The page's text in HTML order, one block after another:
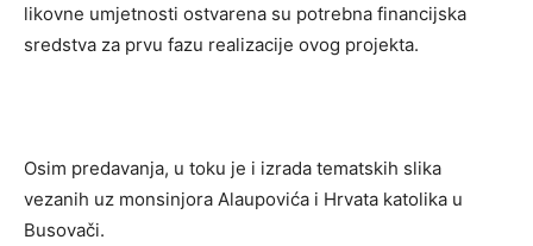
likovne umjetnosti ostvarena su potrebna financijska
sredstva za prvu fazu realizacije ovog projekta.
Osim predavanja, u toku je i izrada tematskih slika
vezanih uz monsinjora Alaupovića i Hrvata katolika u
Busovači.